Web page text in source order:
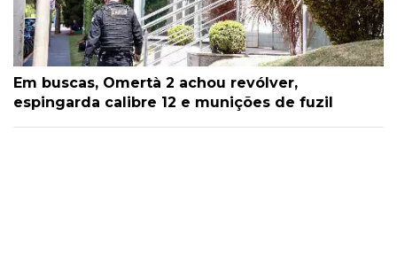
Em buscas, Omertà 2 achou revólver,
espingarda calibre 12 e munições de fuzil